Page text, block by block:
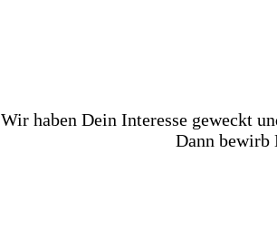
Wir haben Dein Interesse geweckt
Dann